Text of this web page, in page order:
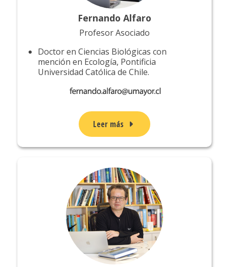
Fernando Alfaro
Profesor Asociado
Doctor en Ciencias Biológicas con
mención en Ecología, Pontificia
Universidad Católica de Chile.
Leer más